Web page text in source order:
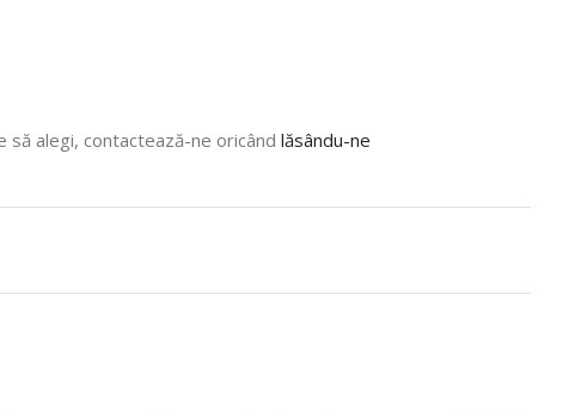
să alegi, contactează-ne oricând lăsându-ne